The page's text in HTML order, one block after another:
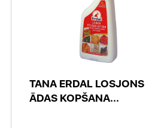
TANA ERDAL LOSJONS
ĀDAS KOPŠANA...